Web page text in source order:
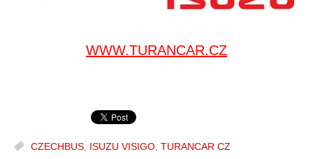
WWW.TURANCAR.CZ
CZECHBUS, ISUZU VISIGO, TURANCAR CZ